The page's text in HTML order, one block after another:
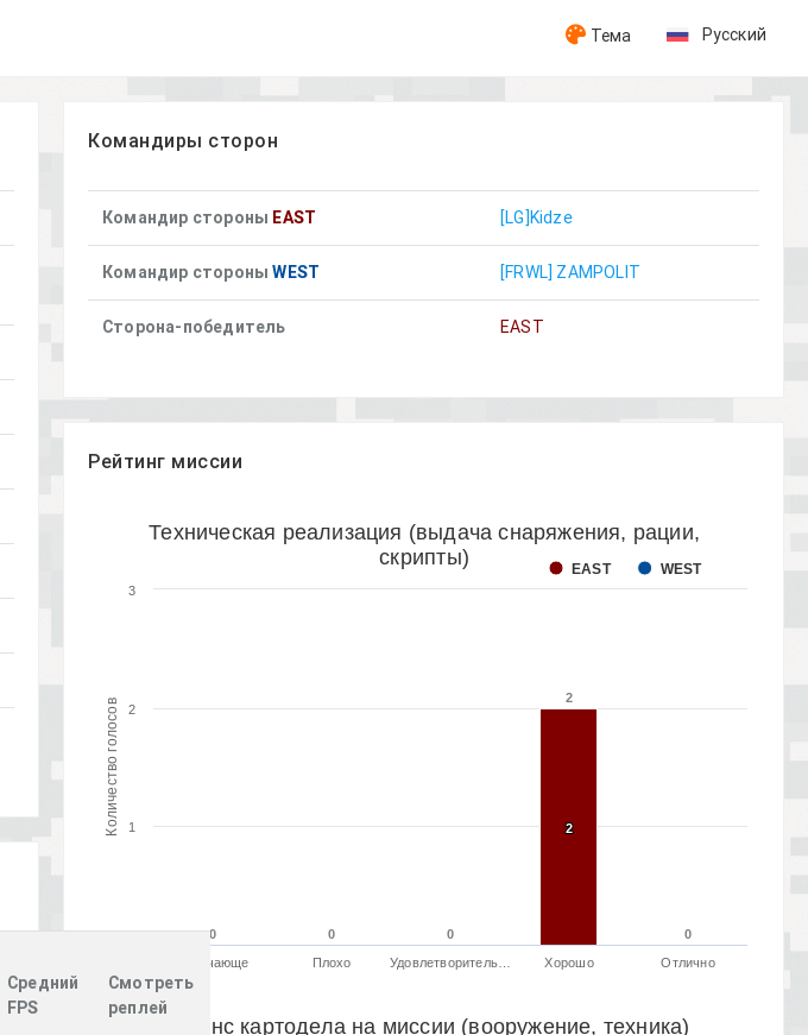
Тема Русский
Командиры сторон
Командир стороны EAST [LG]Kidze
Командир стороныWEST [FRWL] ZAMPOLIT
Сторона-победитель EAST
Рейтинг миссии
Количество голосов
Техническая реализация (выдача снаряжения, рации,
скрипты)
0
0 0
0 0
0
2
2
0
0
2
2
EAST WEST
Удручающе Плохо Удовлетворитель… Хорошо Отлично
1
2
3
Баланс картодела на миссии (вооружение, техника)
Средний
FPS
Смотреть
реплей